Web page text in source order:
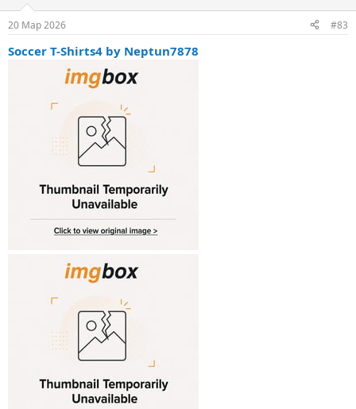
20 Мар 2026 #83
Soccer T-Shirts4 by Neptun7878